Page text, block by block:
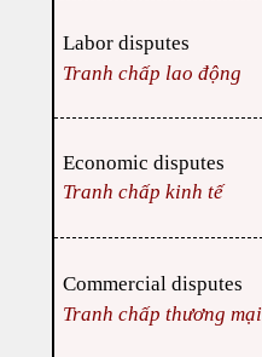
Labor disputes
Tranh chấp lao động
Economic disputes
Tranh chấp kinh tế
Commercial disputes
Tranh chấp thương mại